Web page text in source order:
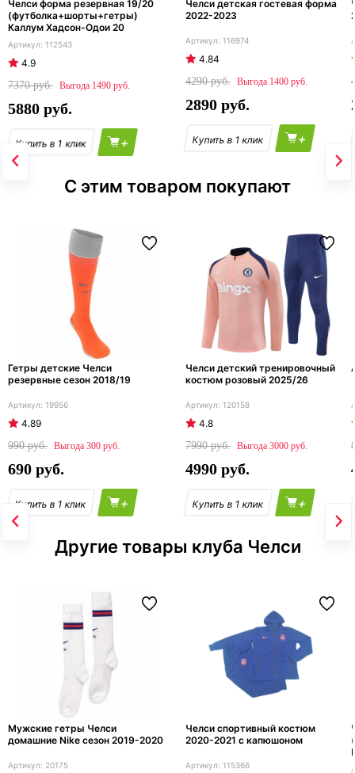
Челси форма резервная 19/20
(футболка+шорты+гетры)
Каллум Хадсон-Одои 20
112543
4.9
7370
1490
5880
+
Челси детская гостевая форма
2022-2023
116974
4.84
4290
1400
2890
+
С этим товаром покупают
Гетры детские Челси
резервные сезон 2018/19
19956
4.89
990
300
690
+
Челси детский тренировочный
костюм розовый 2025/26
120158
4.8
7990
3000
4990
+
Другие товары клуба Челси
Мужские гетры Челси
домашние Nike сезон 2019-2020
20175
Челси спортивный костюм
2020-2021 с капюшоном
115366